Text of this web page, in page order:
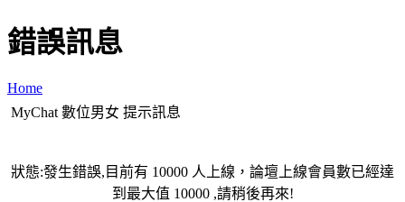
錯誤訊息
Home
MyChat 數位男女 提示訊息
狀態:發生錯誤,目前有 10000 人上線，論壇上線會員數已經達
到最大值 10000 ,請稍後再來!